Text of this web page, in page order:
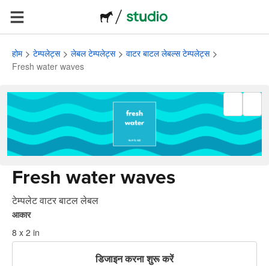
होम टेम्पलेट्स लेबल टेम्पलेट्स
वाटर बाटल लेबल्स टेम्पलेट्स
Fresh water waves
Fresh water waves
टेम्पलेट वाटर बाटल लेबल
आकार
8 x 2 in
डिजाइन करना शुरू करें